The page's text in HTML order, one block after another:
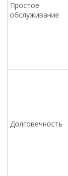
Простое
обслуживание
Долговечность